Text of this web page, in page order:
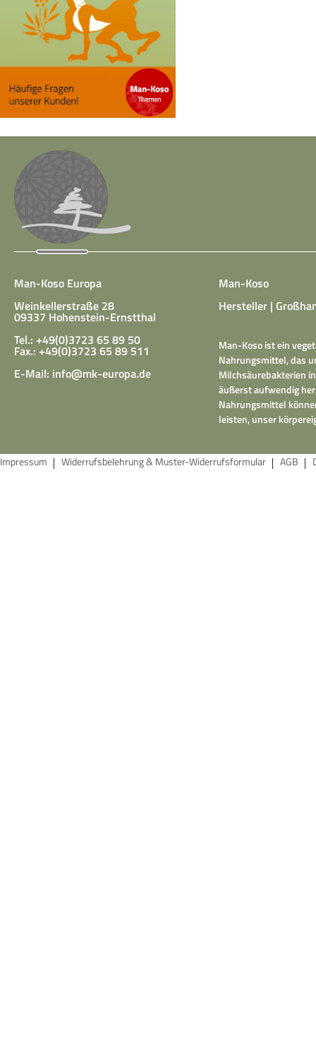
Man-Koso Europa
Weinkellerstraße 28
09337 Hohenstein-Ernstthal
Tel.: +49(0)3723 65 89 50
Fax.: +49(0)3723 65 89 511
E-Mail: info@mk-europa.de
Man-Koso
Hersteller |
Man-Koso ist ein
Nahrungsmittel, das
Milchsäurebakterien
äußerst aufwendig
Nahrungsmittel
leisten, unser
Impressum Widerrufsbelehrung & Muster-Widerrufsformular AGB